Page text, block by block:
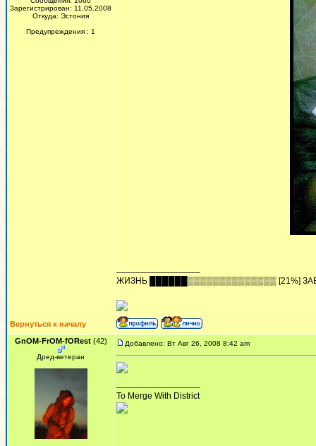
Зарегистрирован: 11.05.2008
Откуда: Эстония
Предупреждения : 1
ЖИЗHЬ ██████▒▒▒▒▒▒▒▒▒▒▒▒▒▒ [21%]
Вернуться к началу
GnOM-FrOM-fORest(42)
Дред-ветеран
Добавлено: Вт Авг 26, 2008 8:42 am
To Merge With District